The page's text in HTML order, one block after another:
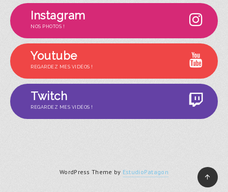
Instagram
NOS PHOTOS !
Youtube
REGARDEZ MES VIDÉOS !
Twitch
REGARDEZ MES VIDÉOS !
WordPress Theme by EstudioPatagon